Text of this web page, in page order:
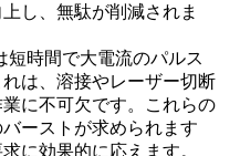
し、無駄が削減されま
短時間で大電流のパルス
は、溶接やレーザー切断
に不可欠です。これらの
ーストが求められます
に効果的に応えます。